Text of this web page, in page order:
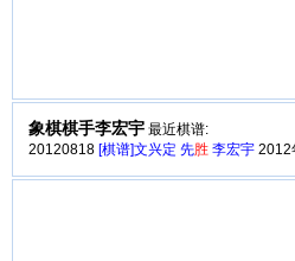
象棋棋手李宏宇 最近棋谱:
20120818 [棋谱]文兴定 先胜 李宏宇 2012